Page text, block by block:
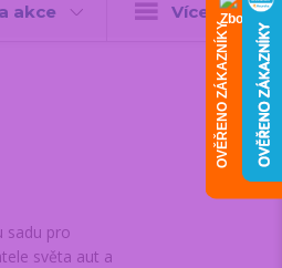
akce Více
sadu pro
světa aut a
OVĚŘENO ZÁKAZNÍKY